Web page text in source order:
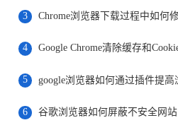
3
4
5
6 谷歌浏览器如何屏蔽不安全网站